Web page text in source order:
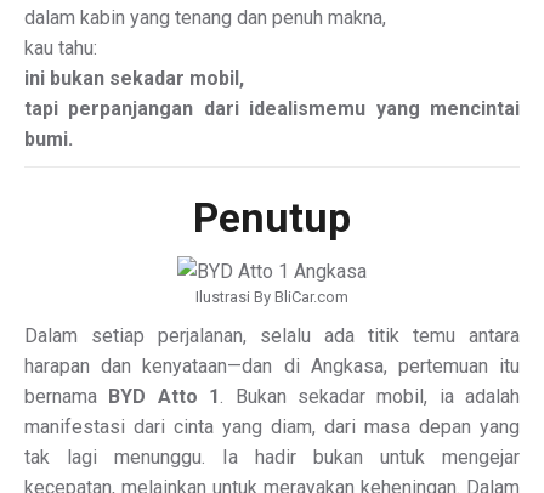
dalam kabin yang tenang dan penuh makna,
kau tahu:
ini bukan sekadar mobil,
tapi perpanjangan dari idealismemu yang mencintai
bumi.
Penutup
Ilustrasi By BliCar.com
Dalam setiap perjalanan, selalu ada titik temu antara
harapan dan kenyataan—dan di Angkasa, pertemuan itu
bernama BYD Atto 1
. Bukan sekadar mobil, ia adalah
manifestasi dari cinta yang diam, dari masa depan yang
tak lagi menunggu. Ia hadir bukan untuk mengejar
kecepatan, melainkan untuk merayakan keheningan. Dalam